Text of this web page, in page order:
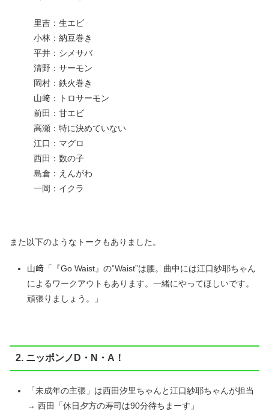
里吉：生エビ
小林：納豆巻き
平井：シメサバ
清野：サーモン
岡村：鉄火巻き
山﨑：トロサーモン
前田：甘エビ
高瀬：特に決めていない
江口：マグロ
西田：数の子
島倉：えんがわ
一岡：イクラ
また以下のようなトークもありました。
山﨑「『Go Waist』の”Waist”は腰。曲中には江口紗耶ちゃん
によるワークアウトもあります。一緒にやってほしいです。
頑張りましょう。」
2. ニッポンノD・N・A！
「未成年の主張」は西田汐里ちゃんと江口紗耶ちゃんが担当
→ 西田「休日夕方の寿司は90分待ちまーす」